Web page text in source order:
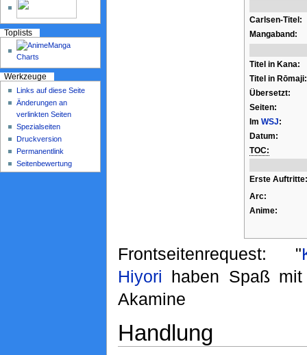
Carlsen-Titel:
Mangaband:
Titel in Kana:
Titel in Rōmaji:
Übersetzt:
Seiten:
Im WSJ:
Datum:
TOC:
Erste Auftritte:
Arc:
Anime:
Frontseitenrequest: "
Hiyori haben Spaß
Akamine
Handlung
Toplists
Werkzeuge
Links auf diese Seite
Änderungen an
verlinkten Seiten
Spezialseiten
Druckversion
Permanentlink
Seitenbewertung